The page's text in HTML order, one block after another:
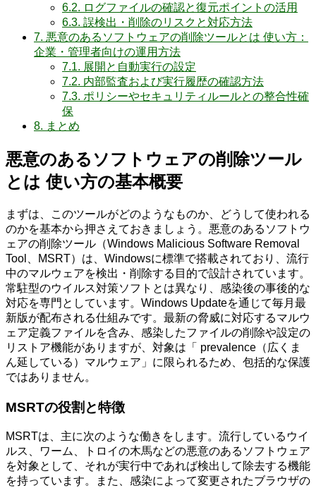
6.2. ログファイルの確認と復元ポイントの活用
6.3. 誤検出・削除のリスクと対応方法
7. 悪意のあるソフトウェアの削除ツールとは 使い方：
企業・管理者向けの運用方法
7.1. 展開と自動実行の設定
7.2. 内部監査および実行履歴の確認方法
7.3. ポリシーやセキュリティルールとの整合性確
保
8. まとめ
悪意のあるソフトウェアの削除ツール
とは 使い方の基本概要
まずは、このツールがどのようなものか、どうして使われる
のかを基本から押さえておきましょう。悪意のあるソフトウ
ェアの削除ツール（Windows Malicious Software Removal
Tool、MSRT）は、Windowsに標準で搭載されており、流行
中のマルウェアを検出・削除する目的で設計されています。
常駐型のウイルス対策ソフトとは異なり、感染後の事後的な
対応を専門としています。Windows Updateを通じて毎月最
新版が配布される仕組みです。最新の脅威に対応するマルウ
ェア定義ファイルを含み、感染したファイルの削除や設定の
リストア機能がありますが、対象は「 prevalence（広くま
ん延している）マルウェア」に限られるため、包括的な保護
ではありません。
MSRTの役割と特徴
MSRTは、主に次のような働きをします。流行しているウイ
ルス、ワーム、トロイの木馬などの悪意のあるソフトウェア
を対象として、それが実行中であれば検出して除去する機能
を持っています。また、感染によって変更されたブラウザの